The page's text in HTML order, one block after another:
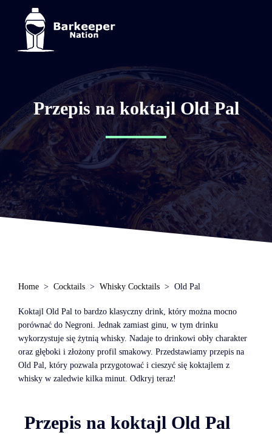
Przepis na koktajl Old Pal
Home Cocktails Whisky Cocktails Old Pal
Koktajl Old Pal to bardzo klasyczny drink, który można mocno
porównać do Negroni. Jednak zamiast ginu, w tym drinku
wykorzystuje się żytnią whisky. Nadaje to drinkowi obły charakter
oraz głęboki i złożony profil smakowy. Przedstawiamy przepis na
Old Pal, który pozwala przygotować i cieszyć się koktajlem z
whisky w zaledwie kilka minut. Odkryj teraz!
Przepis na koktajl Old Pal